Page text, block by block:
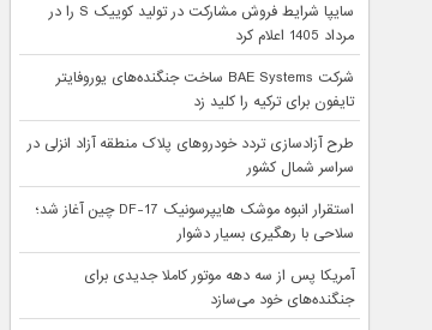
سایپا شرایط فروش مشارکت در تولید کوییک S را در
مرداد 1405 اعلام کرد
شرکت BAE Systems ساخت جنگنده‌های یوروفایتر
تایفون برای ترکیه را کلید زد
طرح آزادسازی تردد خودروهای پلاک منطقه آزاد انزلی در
سراسر شمال کشور
استقرار انبوه موشک هایپرسونیک DF-17 چین آغاز شد؛
سلاحی با رهگیری بسیار دشوار
آمریکا پس از سه دهه موتور کاملا جدیدی برای
جنگنده‌های خود می‌سازد